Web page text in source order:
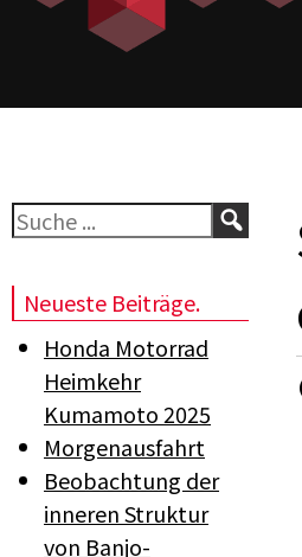
Neueste Beiträge.
Honda Motorrad
Heimkehr
Kumamoto 2025
Morgenausfahrt
Beobachtung der
inneren Struktur
von Banjo-